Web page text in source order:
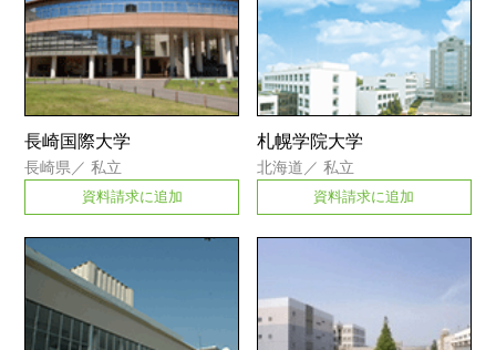
長崎国際大学
長崎県 ／私立
資料請求に追加
札幌学院大学
北海道 ／私立
資料請求に追加